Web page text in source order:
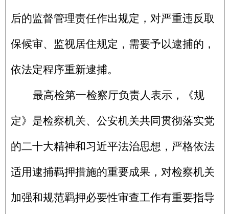
后的监督管理责任作出规定，对严重违反取
保候审、监视居住规定，需要予以逮捕的，
依法定程序重新逮捕。
最高检第一检察厅负责人表示，《规
定》是检察机关、公安机关共同贯彻落实党
的二十大精神和习近平法治思想，严格依法
适用逮捕羁押措施的重要成果，对检察机关
加强和规范羁押必要性审查工作有重要指导